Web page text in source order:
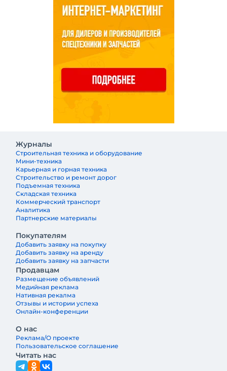
Журналы
Строительная техника и оборудование
Мини-техника
Карьерная и горная техника
Строительство и ремонт дорог
Подъемная техника
Складская техника
Коммерческий транспорт
Аналитика
Партнерские материалы
Покупателям
Добавить заявку на покупку
Добавить заявку на аренду
Добавить заявку на запчасти
Продавцам
Размещение объявлений
Медийная реклама
Нативная рекалма
Отзывы и истории успеха
Онлайн-конференции
О нас
Реклама/О проекте
Пользовательское соглашение
Читать нас